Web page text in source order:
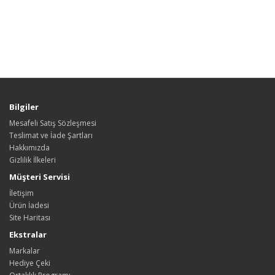
Bilgiler
Mesafeli Satış Sözleşmesi
Teslimat ve İade Şartları
Hakkımızda
Gizlilik İlkeleri
Müşteri Servisi
İletişim
Ürün İadesi
Site Haritası
Ekstralar
Markalar
Hediye Çeki